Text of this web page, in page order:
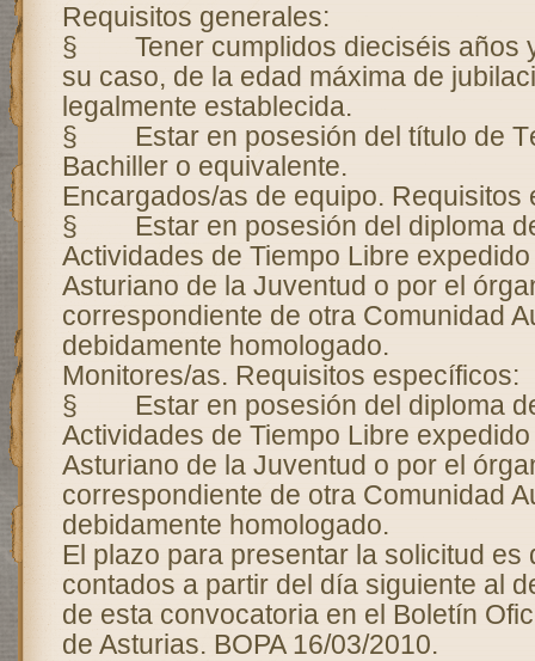
Requisitos generales:
§ Tener cumplidos dieciséis años
su caso, de la edad máxima de
legalmente establecida.
§ Estar en posesión del título de
Bachiller o equivalente.
Encargados/as de equipo. Requisitos
§ Estar en posesión del diploma
Actividades de Tiempo Libre
Asturiano de la Juventud o por el
correspondiente de otra Comunidad
debidamente homologado.
Monitores/as. Requisitos específicos:
§ Estar en posesión del diploma
Actividades de Tiempo Libre
Asturiano de la Juventud o por el
correspondiente de otra Comunidad
debidamente homologado.
El plazo para presentar la solicitud es
contados a partir del día siguiente al
de esta convocatoria en el Boletín
de Asturias. BOPA 16/03/2010.